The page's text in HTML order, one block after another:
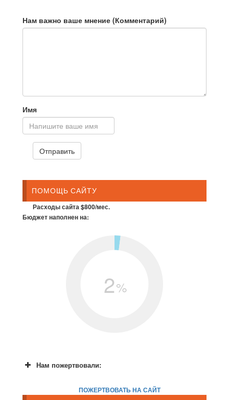
Нам важно ваше мнение (Комментарий)
Имя
ПОМОЩЬ САЙТУ
Расходы сайта $800/мес.
Бюджет наполнен на:
2%
Нам пожертвовали:
ПОЖЕРТВОВАТЬ НА САЙТ